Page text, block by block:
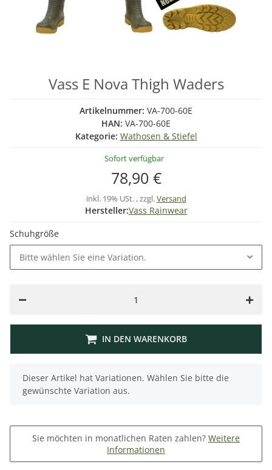
Vass E Nova Thigh Waders
Artikelnummer: VA-700-60E
HAN: VA-700-60E
Kategorie: Wathosen & Stiefel
Sofort verfügbar
78,90 €
inkl. 19% USt. , zzgl.Versand
Hersteller:Vass Rainwear
Schuhgröße
Bitte wählen Sie eine Variation.
IN DEN WARENKORB
x
Dieser Artikel hat Variationen. Wählen Sie bitte die
gewünschte Variation aus.
Sie möchten in monatlichen Raten zahlen? Weitere
Informationen